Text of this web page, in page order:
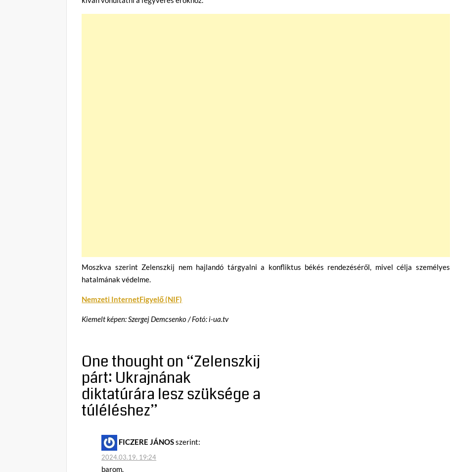
Moszkva szerint Zelenszkij nem hajlandó tárgyalni a konfliktus békés rendezéséről, mivel célja személyes
hatalmának védelme.
Nemzeti InternetFigyelő (NIF)
Kiemelt képen: Szergej Demcsenko / Fotó: i-ua.tv
One thought on “Zelenszkij
párt: Ukrajnának
diktatúrára lesz szüksége a
túléléshez”
FICZERE JÁNOSszerint:
2024.03.19. 19:24
barom.